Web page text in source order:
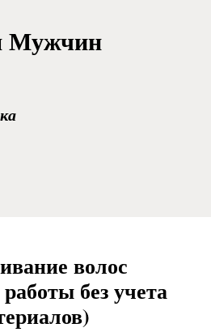
Мужчин
волос
без учета